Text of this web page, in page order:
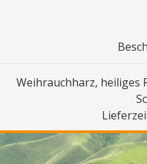
Weihrauchharz, heiliges